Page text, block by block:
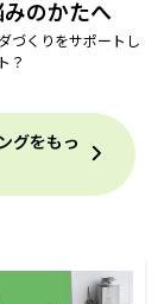
のかたへ
づくりをサポートし
？
グをもっ